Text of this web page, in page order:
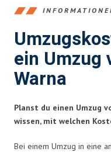
ein Umzug
Warna
Planst du einen Umzug
wissen, mit welchen
Bei einem Umzug in eine